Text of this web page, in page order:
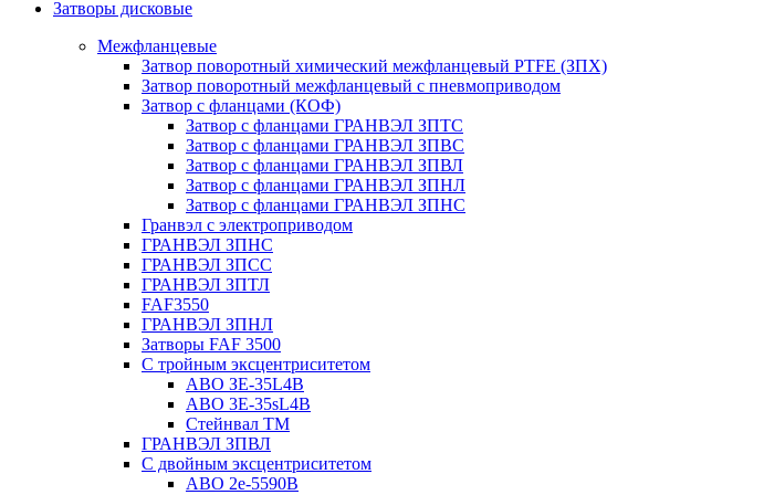
Затворы дисковые
Межфланцевые
Затвор поворотный химический межфланцевый PTFE (ЗПХ)
Затвор поворотный межфланцевый с пневмоприводом
Затвор с фланцами (КОФ)
Затвор с фланцами ГРАНВЭЛ ЗПТС
Затвор с фланцами ГРАНВЭЛ ЗПВС
Затвор с фланцами ГРАНВЭЛ ЗПВЛ
Затвор с фланцами ГРАНВЭЛ ЗПНЛ
Затвор с фланцами ГРАНВЭЛ ЗПНС
Гранвэл с электроприводом
ГРАНВЭЛ ЗПНС
ГРАНВЭЛ ЗПСС
ГРАНВЭЛ ЗПТЛ
FAF3550
ГРАНВЭЛ ЗПНЛ
Затворы FAF 3500
С тройным эксцентриситетом
ABO ЗE-35L4B
ABO 3E-35sL4B
Стейнвал ТМ
ГРАНВЭЛ ЗПВЛ
С двойным эксцентриситетом
ABO 2e-5590B